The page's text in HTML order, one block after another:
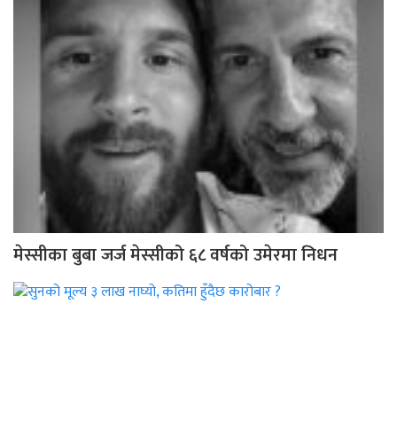
मेस्सीका बुबा जर्ज मेस्सीको ६८ वर्षको उमेरमा निधन